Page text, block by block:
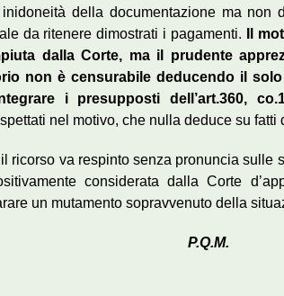
inidoneità della documentazione ma
da ritenere dimostrati i pagamenti.
Il
dalla Corte, ma il prudente
non è censurabile deducendo il
i presupposti dell’art.360,
nel motivo, che nulla deduce su fatti
ricorso va respinto senza pronuncia sulle
considerata dalla Corte
un mutamento sopravvenuto della
P.Q.M.